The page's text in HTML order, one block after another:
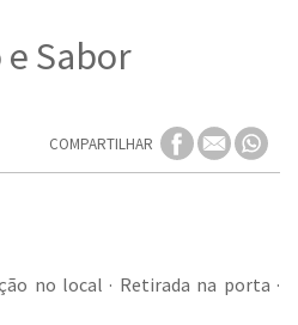
e Sabor
COMPARTILHAR
no local · Retirada na porta ·